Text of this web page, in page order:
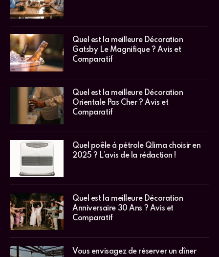
Quel est la meilleure Décoration
Gatsby Le Magnifique ? Avis et
Comparatif
Quel est la meilleure Décoration
Orientale Pas Cher ? Avis et
Comparatif
Quel poêle à pétrole Qlima choisir en
2025 ? L’avis de la rédaction !
Quel est la meilleure Décoration
Anniversaire 30 Ans ? Avis et
Comparatif
Vous envisagez de réserver un dîner